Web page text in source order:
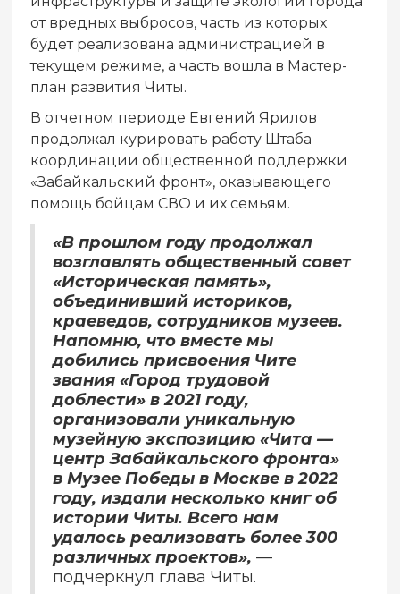
от вредных выбросов, часть из которых
будет реализована администрацией в
текущем режиме, а часть вошла в Мастер-
план развития Читы.
В отчетном периоде Евгений Ярилов
продолжал курировать работу Штаба
координации общественной поддержки
«Забайкальский фронт», оказывающего
помощь бойцам СВО и их семьям.
«В прошлом году продолжал
возглавлять общественный совет
«Историческая память»,
объединивший историков,
краеведов, сотрудников музеев.
Напомню, что вместе мы
добились присвоения Чите
звания «Город трудовой
доблести» в 2021 году,
организовали уникальную
музейную экспозицию «Чита —
центр Забайкальского фронта»
в Музее Победы в Москве в 2022
году, издали несколько книг об
истории Читы. Всего нам
удалось реализовать более 300
различных проектов», —
подчеркнул глава Читы.